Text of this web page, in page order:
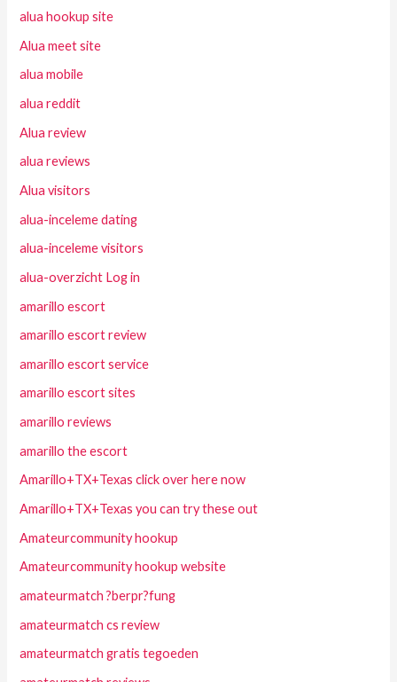
alua hookup site
Alua meet site
alua mobile
alua reddit
Alua review
alua reviews
Alua visitors
alua-inceleme dating
alua-inceleme visitors
alua-overzicht Log in
amarillo escort
amarillo escort review
amarillo escort service
amarillo escort sites
amarillo reviews
amarillo the escort
Amarillo+TX+Texas click over here now
Amarillo+TX+Texas you can try these out
Amateurcommunity hookup
Amateurcommunity hookup website
amateurmatch ?berpr?fung
amateurmatch cs review
amateurmatch gratis tegoeden